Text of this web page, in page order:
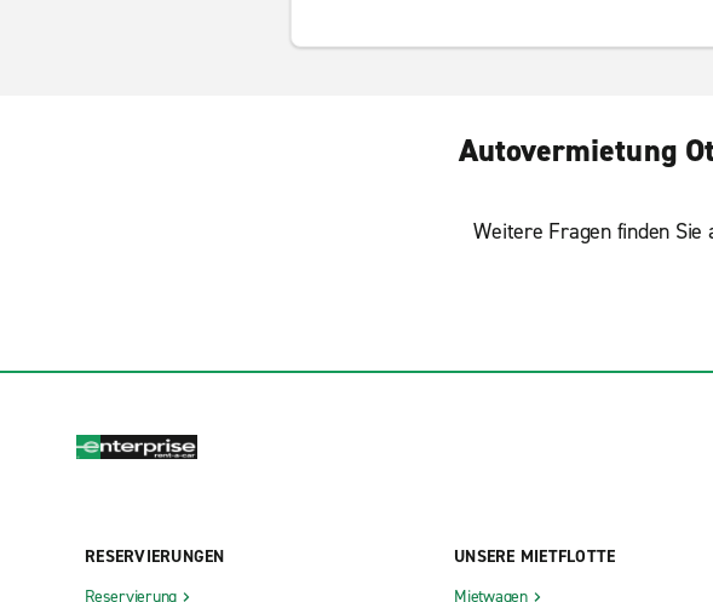
Autovermietung
Weitere Fragen finden Sie
RESERVIERUNGEN
Reservierung
UNSERE MIETFLOTTE
Mietwagen